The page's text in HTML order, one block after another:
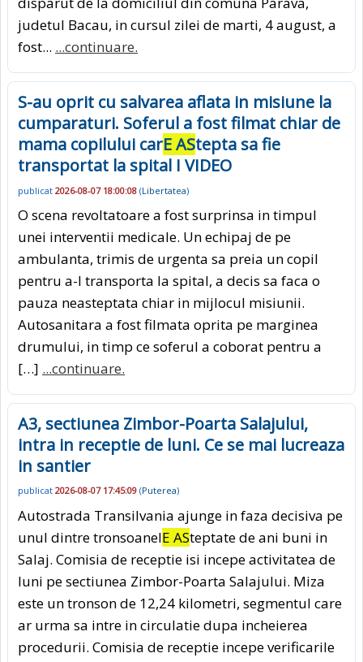
judetul Bacau, in cursul zilei de marti, 4 august, a
fost... ...continuare.
S-au oprit cu salvarea aflata in misiune la
cumparaturi. Soferul a fost filmat chiar de
mama copilului carE AStepta sa fie
transportat la spital I VIDEO
publicat 2026-08-07 18:00:08 (Libertatea)
O scena revoltatoare a fost surprinsa in timpul
unei interventii medicale. Un echipaj de pe
ambulanta, trimis de urgenta sa preia un copil
pentru a-l transporta la spital, a decis sa faca o
pauza neasteptata chiar in mijlocul misiunii.
Autosanitara a fost filmata oprita pe marginea
drumului, in timp ce soferul a coborat pentru a
[…] ...continuare.
A3, sectiunea Zimbor-Poarta Salajului,
intra in receptie de luni. Ce se mai lucreaza
in santier
publicat 2026-08-07 17:45:09 (Puterea)
Autostrada Transilvania ajunge in faza decisiva pe
unul dintre tronsoanelE ASteptate de ani buni in
Salaj. Comisia de receptie isi incepe activitatea de
luni pe sectiunea Zimbor-Poarta Salajului. Miza
este un tronson de 12,24 kilometri, segmentul care
ar urma sa intre in circulatie dupa incheierea
procedurii. Comisia de receptie incepe verificarile